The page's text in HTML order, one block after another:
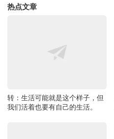
热点文章
转：生活可能就是这个样子，但
我们活着也要有自己的生活。